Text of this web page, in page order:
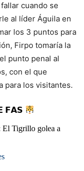
cuando se
al líder Águila en
los 3 puntos para
Firpo tomaría la
punto penal al
con el que
para los visitantes.
𝗙𝗔𝗦
Tigrillo golea a